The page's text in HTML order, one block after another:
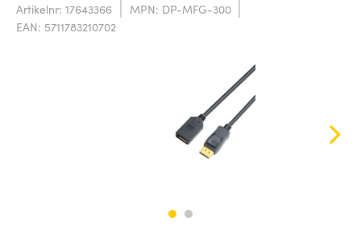
Artikelnr: 17643366
MPN: DP-MFG-300
EAN: 5711783210702